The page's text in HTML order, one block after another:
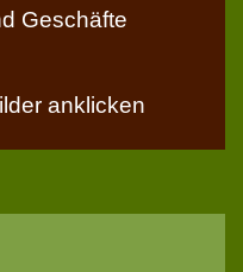
Geschäfte
anklicken